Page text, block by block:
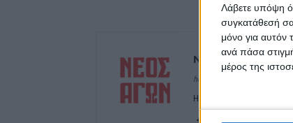
Λάβετε υπόψη
συγκατάθεσή
μόνο για αυτόν
ανά πάσα
μέρος της
ΝΕΟΣ ΑΓΩΝ
https://neosagon.gr
Η Αρχαιότερη